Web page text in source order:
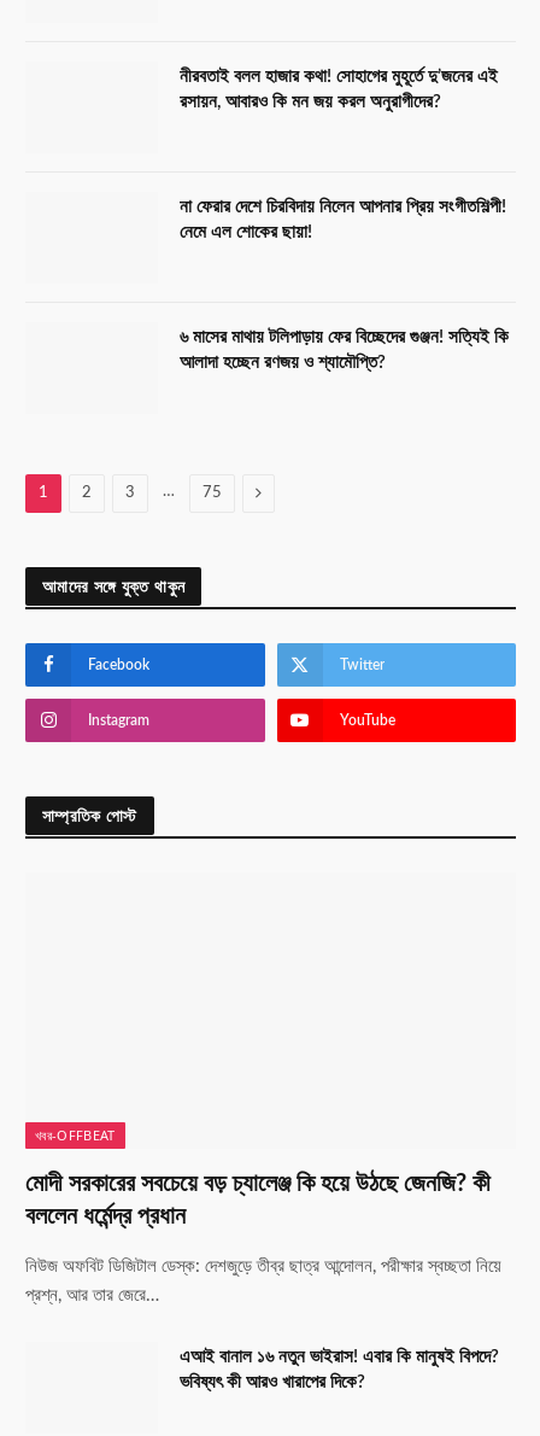
নীরবতাই বলল হাজার কথা! সোহাগের মুহূর্তে দু’জনের এই
রসায়ন, আবারও কি মন জয় করল অনুরাগীদের?
না ফেরার দেশে চিরবিদায় নিলেন আপনার প্রিয় সংগীতশিল্পী!
নেমে এল শোকের ছায়া!
৬ মাসের মাথায় টলিপাড়ায় ফের বিচ্ছেদের গুঞ্জন! সত্যিই কি
আলাদা হচ্ছেন রণজয় ও শ্যামৌপ্তি?
1 2 3 … 75 Next
আমাদের সঙ্গে যুক্ত থাকুন
Facebook Twitter
Instagram YouTube
সাম্প্রতিক পোস্ট
খবর-OFFBEAT
মোদী সরকারের সবচেয়ে বড় চ্যালেঞ্জ কি হয়ে উঠছে জেনজি? কী
বললেন ধর্মেন্দ্র প্রধান
নিউজ অফবিট ডিজিটাল ডেস্ক: দেশজুড়ে তীব্র ছাত্র আন্দোলন, পরীক্ষার স্বচ্ছতা নিয়ে
প্রশ্ন, আর তার জেরে…
এআই বানাল ১৬ নতুন ভাইরাস! এবার কি মানুষই বিপদে?
ভবিষ্যৎ কী আরও খারাপের দিকে?